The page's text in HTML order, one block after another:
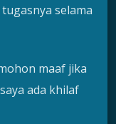
selama
maaf jika
ada khilaf